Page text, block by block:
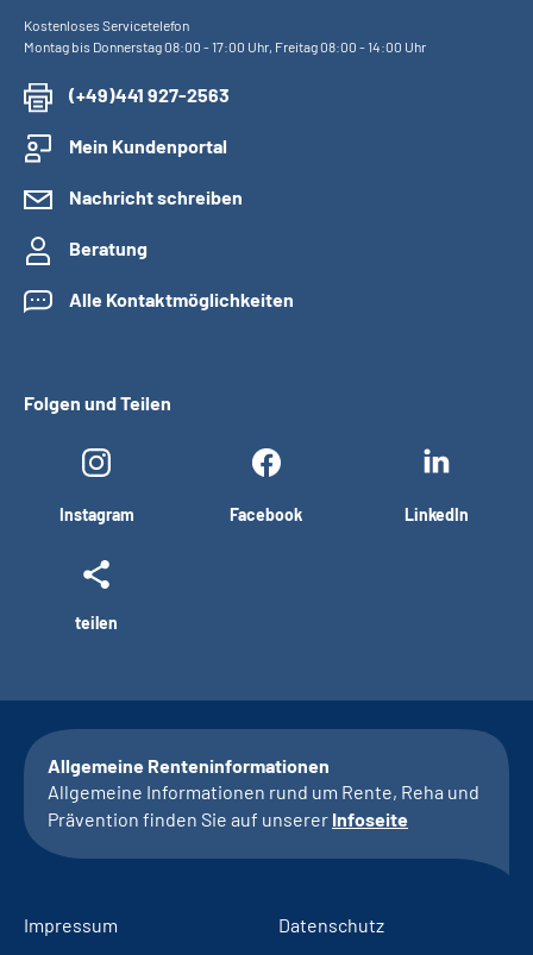
Kostenloses Servicetelefon
Montag bis Donnerstag 08:00 - 17:00 Uhr, Freitag 08:00 - 14:00 Uhr
(+49)441 927-2563
Mein Kundenportal
Nachricht schreiben
Beratung
Alle Kontaktmöglichkeiten
Folgen und Teilen
Instagram Facebook LinkedIn
teilen
Allgemeine Renteninformationen
Allgemeine Informationen rund um Rente, Reha und
Prävention finden Sie auf unserer Infoseite
Impressum
Datenschutz